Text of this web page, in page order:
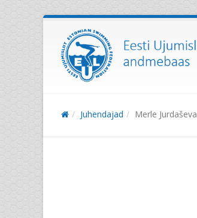
Juhendajad Merle Jurdaševa